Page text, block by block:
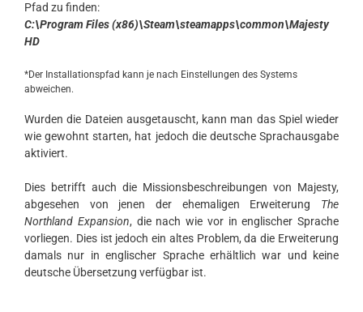
Pfad zu finden:
C:\Program Files (x86)\Steam\steamapps\common\Majesty
HD
*Der Installationspfad kann je nach Einstellungen des Systems
abweichen.
Wurden die Dateien ausgetauscht, kann man das Spiel wieder
wie gewohnt starten, hat jedoch die deutsche Sprachausgabe
aktiviert.
Dies betrifft auch die Missionsbeschreibungen von Majesty,
abgesehen von jenen der ehemaligen Erweiterung The
Northland Expansion, die nach wie vor in englischer Sprache
vorliegen. Dies ist jedoch ein altes Problem, da die Erweiterung
damals nur in englischer Sprache erhältlich war und keine
deutsche Übersetzung verfügbar ist.